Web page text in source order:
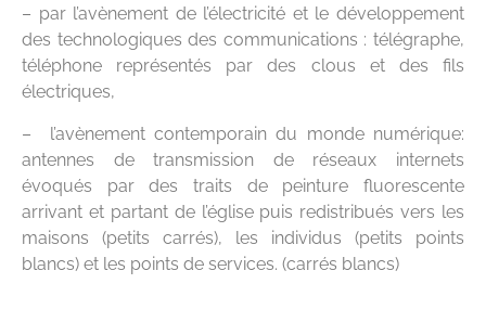
– par l’avènement de l’électricité et le développement
des technologiques des communications : télégraphe,
téléphone représentés par des clous et des fils
électriques,
– l’avènement contemporain du monde numérique:
antennes de transmission de réseaux internets
évoqués par des traits de peinture fluorescente
arrivant et partant de l’église puis redistribués vers les
maisons (petits carrés), les individus (petits points
blancs) et les points de services. (carrés blancs)